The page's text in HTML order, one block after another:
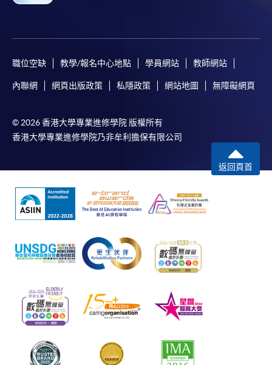
職位空缺 教學/報名中心地點 學員網站 教師網站
內聯網 網頁出版政策 私隱政策 網站地圖 無障礙網頁
© 2026 香港大學專業進修學院 版權所有
香港大學專業進修學院乃非牟利擔保有限公司
返回頁首